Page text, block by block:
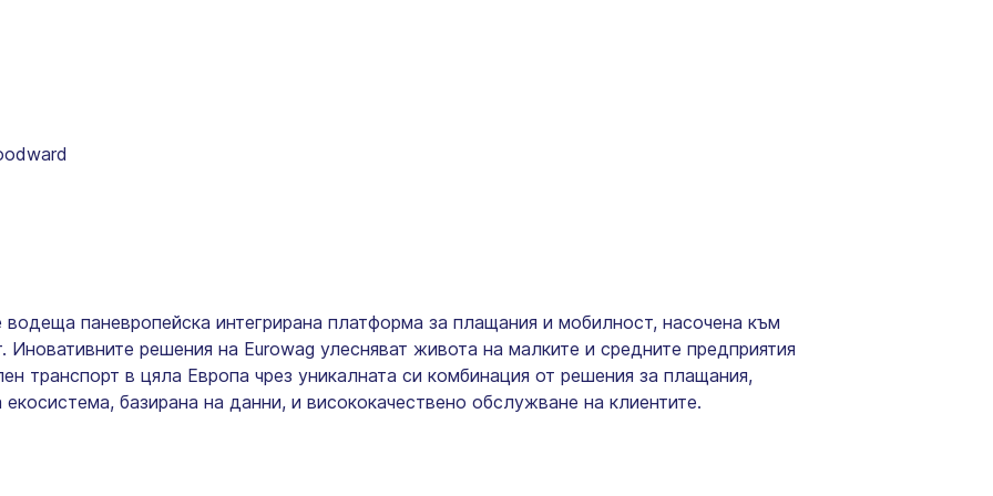
водеща паневропейска интегрирана платформа за плащания и мобилност, насочена към
Иновативните решения на Eurowag улесняват живота на малките и средните предприятия
транспорт в цяла Европа чрез уникалната си комбинация от решения за плащания,
базирана на данни, и висококачествено обслужване на клиентите.